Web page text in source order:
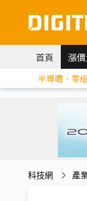
首頁 漲
半導體．零
科技網 產